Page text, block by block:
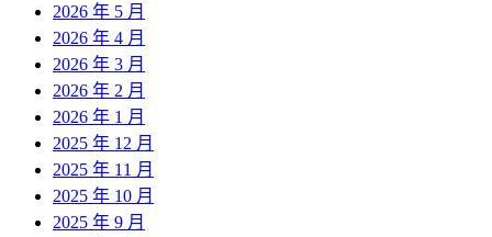
2026 年 5 月
2026 年 4 月
2026 年 3 月
2026 年 2 月
2026 年 1 月
2025 年 12 月
2025 年 11 月
2025 年 10 月
2025 年 9 月